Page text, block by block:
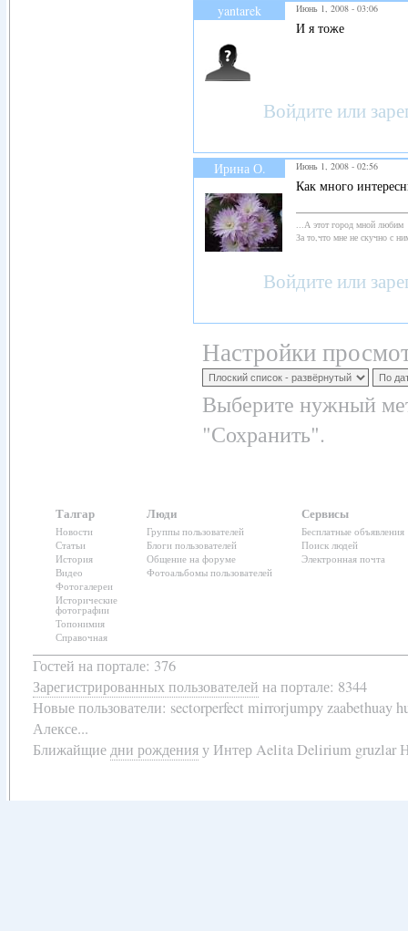
yantarek Июнь 1, 2008 - 03:06
И я тоже
Войдите или
Ирина О. Июнь 1, 2008 - 02:56
Как много
...А этот город мной любим
За то,что мне не скучно с
Войдите или
Настройки
Выберите нужный
"Сохранить".
Талгар
Новости
Статьи
История
Видео
Фотогалереи
Исторические
фотографии
Топонимия
Справочная
Люди
Группы пользователей
Блоги пользователей
Общение на форуме
Фотоальбомы пользователей
Сервисы
Бесплатные объявления
Поиск людей
Электронная почта
Гостей на портале: 376
Зарегистрированных пользователей на портале: 8344
Новые пользователи: sectorperfect mirrorjumpy zaabethuay
Алексе...
Ближайщиедни рожденияу Интер Aelita Delirium gruzlar